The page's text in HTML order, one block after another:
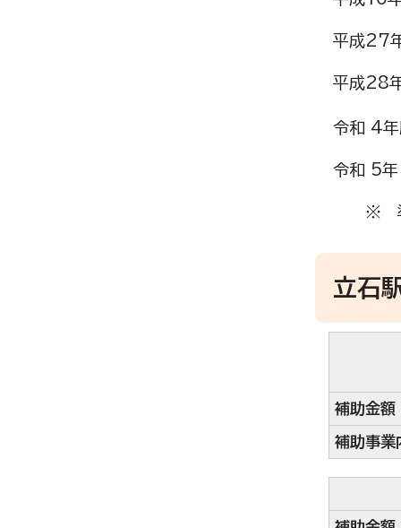
平成27
平成28
令和 4
令和 5
※ 準備
立石
補助金額
補助事業